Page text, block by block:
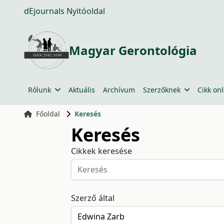
dEjournals Nyitóoldal
Magyar Gerontológia
Rólunk Aktuális Archívum Szerzőknek Cikk
Főoldal Keresés
Keresés
Cikkek keresése
Szerző által